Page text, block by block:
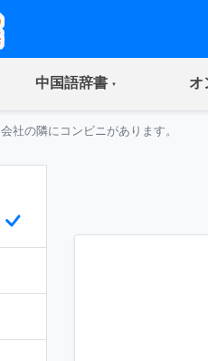
中国語辞書(current) オ
会社の隣にコンビニがあります。